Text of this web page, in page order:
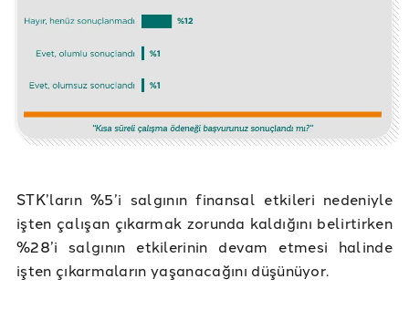
STK’ların %5’i salgının finansal etkileri nedeniyle
işten çalışan çıkarmak zorunda kaldığını belirtirken
%28’i salgının etkilerinin devam etmesi halinde
işten çıkarmaların yaşanacağını düşünüyor.